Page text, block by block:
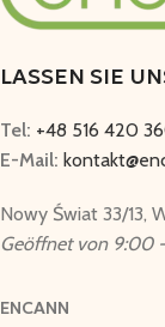
LASSEN SIE
Tel: +48 516 420
E-Mail:
Nowy Świat 33/13,
Geöffnet von 9:00
ENCANN